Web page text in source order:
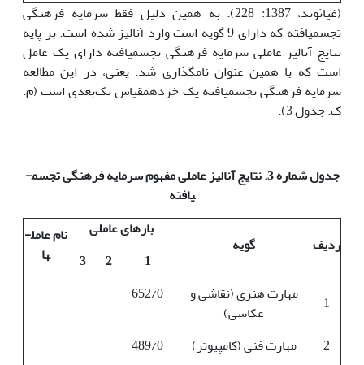
(غیاثوند، 1387: 228). به همین دلیل فقط سرمایه فرهنگی
تجسم­یافته که دارای 9 گویه است وارد آنالیز شده است. بر پایه
نتایج آنالیز عاملی سرمایه فرهنگی تجسم­یافته دارای یک عامل
است که با همین عنوان نام­گذاری شد. یعنی، در این مطالعه
سرمایه فرهنگی تجسم­یافته یک خرده­مقیاس تک‌بعدی است (م.
ک. جدول 3).
جدول شماره 3. نتایج آنالیز عاملی مفهوم سرمایه فرهنگی تجسم­
یافته
ردیف گویه
بارهای عاملی
نام عامل­
ها
1
2
3
1
مهارت هنری (نقاشی و
عکاسی)
652/0
2 مهارت فنی (کامپیوتر)
489/0